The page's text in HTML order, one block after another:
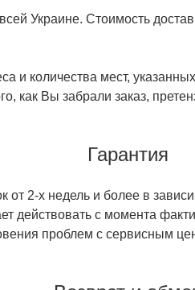
Украине. Стоимость
и количества мест,
как Вы забрали заказ,
Гарантия
2-х недель и более в
действовать с момента
проблем с сервисным